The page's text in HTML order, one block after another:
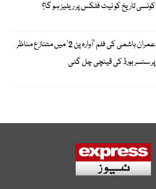
کونسی تاریخ کو نیٹ فلکس پر ریلیز ہو گا؟
عمران ہاشمی کی فلم ’آوارہ پن 2‘ میں متنازع مناظر
پر سنسر بورڈ کی قینچی چل گئی